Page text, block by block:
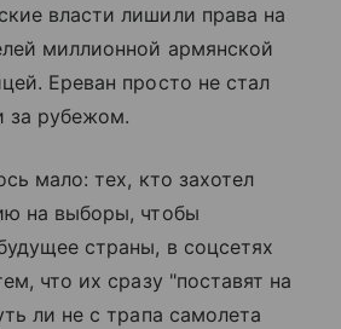
власти лишили права на
миллионной армянской
Ереван просто не стал
за рубежом.
мало: тех, кто захотел
на выборы, чтобы
страны, в соцсетях
что их сразу "поставят на
ли не с трапа самолета